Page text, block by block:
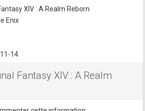
XIV : A Realm Reborn
Enix
14
Fantasy XIV : A Realm